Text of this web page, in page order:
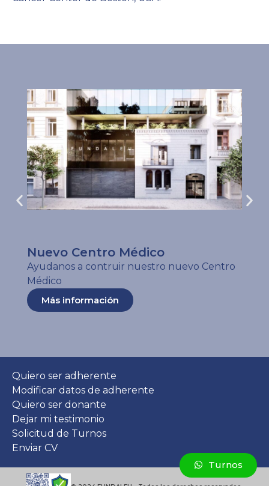
Nuevo Centro Médico
Ayudanos a contruir nuestro nuevo Centro
Médico
Más información
Quiero ser adherente
Modificar datos de adherente
Quiero ser donante
Dejar mi testimonio
Solicitud de Turnos
Enviar CV
Turnos